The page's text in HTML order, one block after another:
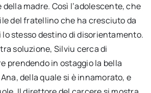
madre. Così l’adolescente, che
del fratellino che ha cresciuto da
lo stesso destino di disorientamento.
soluzione, Silviu cerca di
prendendo in ostaggio la bella
della quale si è innamorato, e